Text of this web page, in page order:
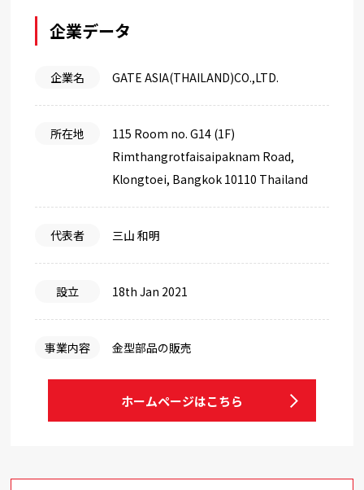
企業データ
企業名 GATE ASIA(THAILAND)CO.,LTD.
所在地
115 Room no. G14 (1F)
Rimthangrotfaisaipaknam Road,
Klongtoei, Bangkok 10110 Thailand
代表者 三山 和明
設立 18th Jan 2021
事業内容 金型部品の販売
ホームページはこちら